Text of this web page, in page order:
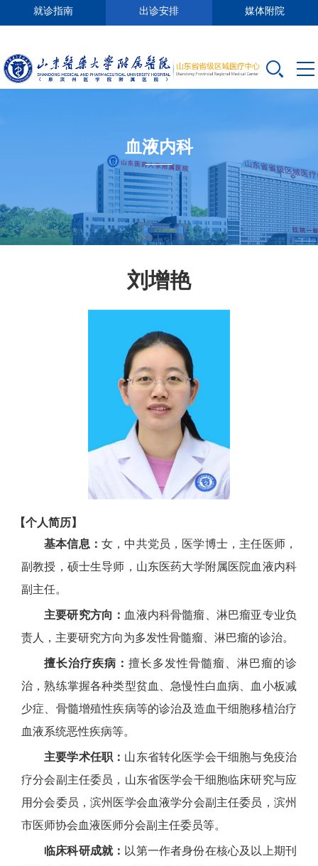
就诊指南 出诊安排 媒体附院
血液内科
刘增艳
【个人简历】
基本信息： 女，中共党员，医学博士，主任医师，
副教授，硕士生导师，山东医药大学附属医院血液内科
副主任。
主要研究方向： 血液内科骨髓瘤、淋巴瘤亚专业负
责人，主要研究方向为多发性骨髓瘤、淋巴瘤的诊治。
擅长治疗疾病： 擅长多发性骨髓瘤、淋巴瘤的诊
治，熟练掌握各种类型贫血、急慢性白血病、血小板减
少症、骨髓增殖性疾病等的诊治及造血干细胞移植治疗
血液系统恶性疾病等。
主要学术任职： 山东省转化医学会干细胞与免疫治
疗分会副主任委员，山东省医学会干细胞临床研究与应
用分会委员，滨州医学会血液学分会副主任委员，滨州
市医师协会血液医师分会副主任委员等。
临床科研成就： 以第一作者身份在核心及以上期刊